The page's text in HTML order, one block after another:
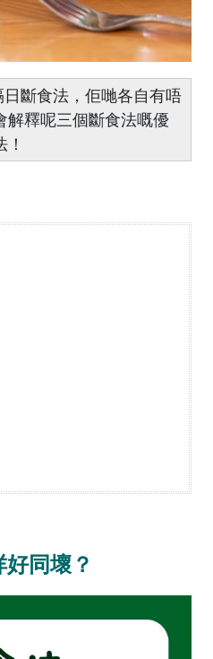
斷食法，佢哋各自有唔
解釋呢三個斷食法嘅優
同壞？